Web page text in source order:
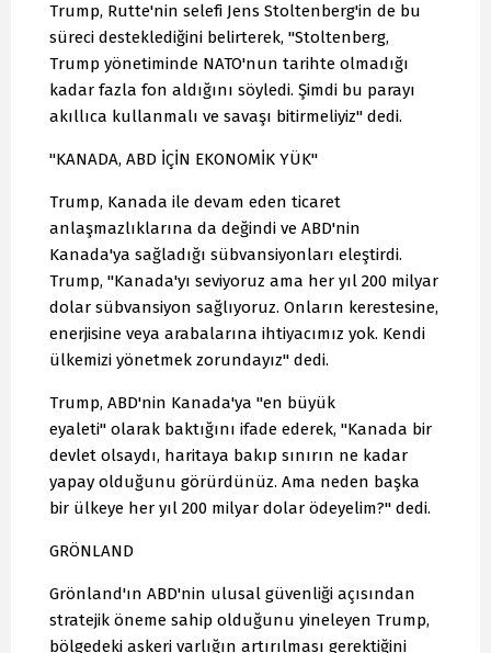
Trump, Rutte'nin selefi Jens Stoltenberg'in de bu
süreci desteklediğini belirterek, "Stoltenberg,
Trump yönetiminde NATO'nun tarihte olmadığı
kadar fazla fon aldığını söyledi. Şimdi bu parayı
akıllıca kullanmalı ve savaşı bitirmeliyiz" dedi.
"KANADA, ABD İÇİN EKONOMİK YÜK"
Trump, Kanada ile devam eden ticaret
anlaşmazlıklarına da değindi ve ABD'nin
Kanada'ya sağladığı sübvansiyonları eleştirdi.
Trump, "Kanada'yı seviyoruz ama her yıl 200 milyar
dolar sübvansiyon sağlıyoruz. Onların kerestesine,
enerjisine veya arabalarına ihtiyacımız yok. Kendi
ülkemizi yönetmek zorundayız" dedi.
Trump, ABD'nin Kanada'ya "en büyük
eyaleti" olarak baktığını ifade ederek, "Kanada bir
devlet olsaydı, haritaya bakıp sınırın ne kadar
yapay olduğunu görürdünüz. Ama neden başka
bir ülkeye her yıl 200 milyar dolar ödeyelim?" dedi.
GRÖNLAND
Grönland'ın ABD'nin ulusal güvenliği açısından
stratejik öneme sahip olduğunu yineleyen Trump,
bölgedeki askeri varlığın artırılması gerektiğini